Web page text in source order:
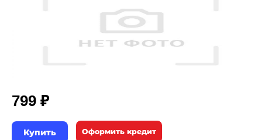
799 ₽
Купить Оформить кредит